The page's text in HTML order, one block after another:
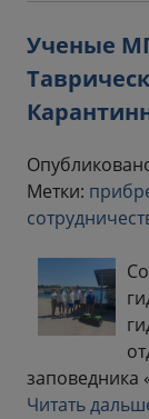
Ученые
Метки:
заповедника
Читать